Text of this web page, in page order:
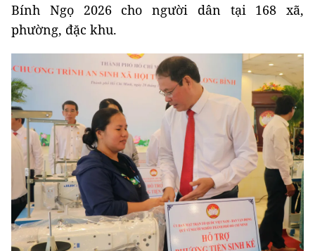
Bính Ngọ 2026 cho người dân tại 168 xã,
phường, đặc khu.